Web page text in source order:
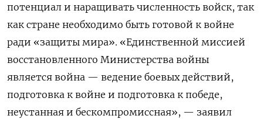
потенциал и наращивать численность войск, так
как стране необходимо быть готовой к войне
ради «защиты мира». «Единственной миссией
восстановленного Министерства войны
является война — ведение боевых действий,
подготовка к войне и подготовка к победе,
неустанная и бескомпромиссная», — заявил